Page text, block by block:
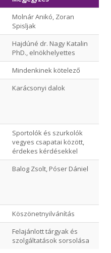
Molnár Anikó, Zoran
Spisljak
Hajdúné dr. Nagy Katalin
PhD., elnökhelyettes
Mindenkinek kötelező
Karácsonyi dalok
Sportolók és szurkolók
vegyes csapatai között,
érdekes kérdésekkel
Balog Zsolt, Póser Dániel
Köszönetnyilvánítás
Felajánlott tárgyak és
szolgáltatások sorsolása